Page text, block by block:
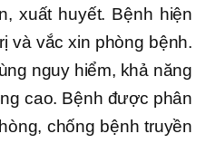
xuất huyết. Bệnh hiện
và vắc xin phòng bệnh.
nguy hiểm, khả năng
cao. Bệnh được phân
chống bệnh truyền